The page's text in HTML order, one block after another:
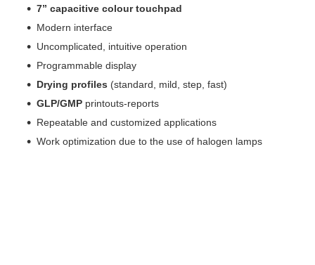
7” capacitive colour touchpad
Modern interface
Uncomplicated, intuitive operation
Programmable display
Drying profiles (standard, mild, step, fast)
GLP/GMP printouts-reports
Repeatable and customized applications
Work optimization due to the use of halogen lamps